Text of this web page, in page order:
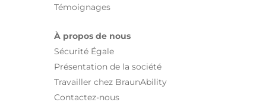
Témoignages
À propos de nous
Sécurité Égale
Présentation de la société
Travailler chez BraunAbility
Contactez-nous